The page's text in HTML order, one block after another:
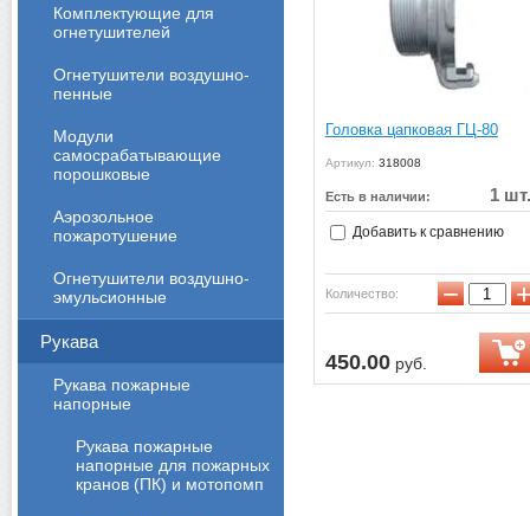
Головка цапковая ГЦ-80
Артикул: 318008
Есть в наличии: 1 шт.
Добавить к сравнению
Количество: −
450.00руб.
Комплектующие для
огнетушителей
Огнетушители воздушно-
пенные
Модули
самосрабатывающие
порошковые
Аэрозольное
пожаротушение
Огнетушители воздушно-
эмульсионные
Рукава
Рукава пожарные
напорные
Рукава пожарные
напорные для пожарных
кранов (ПК) и мотопомп